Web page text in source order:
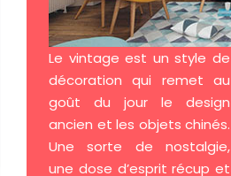
Le vintage est un style de
décoration qui remet au
goût du jour le design
ancien et les objets chinés.
Une sorte de nostalgie,
une dose d’esprit récup et